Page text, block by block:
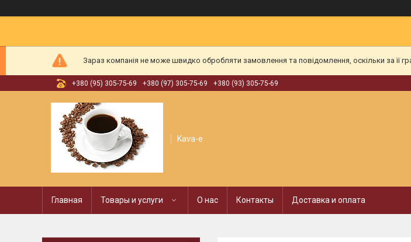
Зараз компанія не може швидко обробляти замовлення та повідомлення, оскільки за її
+380 (95) 305-75-69 +380 (97) 305-75-69 +380 (93) 305-75-69
Kava-e
Главная Товары и услуги О нас Контакты Доставка и оплата